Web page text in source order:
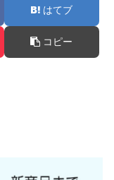
はてブ
コピー